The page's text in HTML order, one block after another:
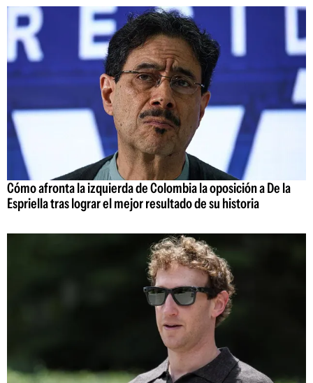
Cómo afronta la izquierda de Colombia la oposición a De la
Espriella tras lograr el mejor resultado de su historia